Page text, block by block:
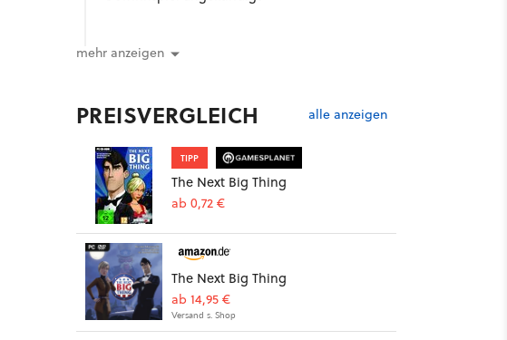
mehr anzeigen
PREISVERGLEICH alle anzeigen
TIPP
The Next Big Thing
ab 0,72 €
The Next Big Thing
ab 14,95 €
Versand s. Shop